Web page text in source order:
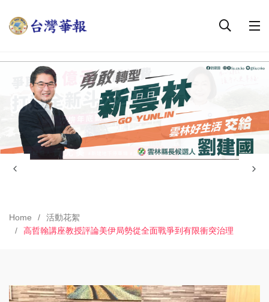
Home
活動花絮
高哲翰講座教授評論美伊局勢從全面戰爭到有限衝突治理